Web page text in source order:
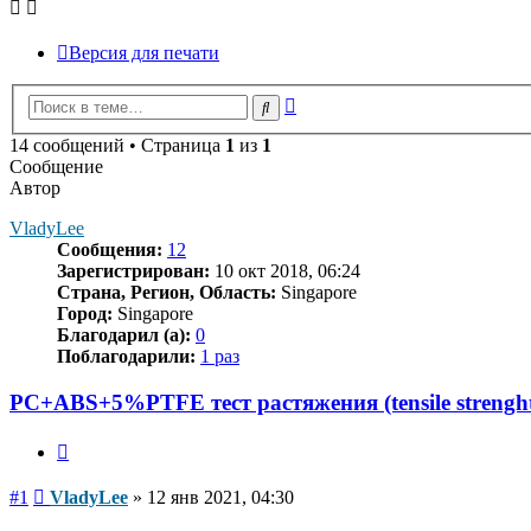
Версия для печати
Поиск
14 сообщений • Страница 1 из 1
Сообщение
Автор
VladyLee
Сообщения: 12
Зарегистрирован: 10 окт 2018, 06:24
Страна, Регион, Область: Singapore
Город: Singapore
Благодарил (а): 0
Поблагодарили: 1 раз
PC+ABS+5%PTFE тест растяжения (tensile
#1 Сообщение
VladyLee » 12 янв 2021, 04:30